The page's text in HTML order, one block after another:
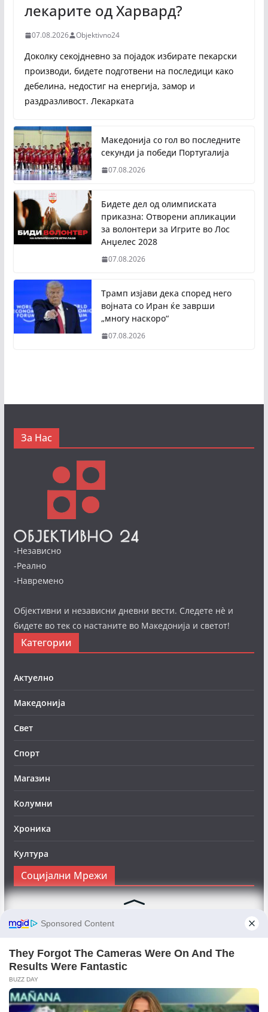
лекарите од Харвард?
07.08.2026 Objektivno24
Доколку секојдневно за појадок избирате пекарски
производи, бидете подготвени на последици како
дебелина, недостиг на енергија, замор и
раздразливост. Лекарката
Македонија со гол во последните
секунди ја победи Португалија
07.08.2026
Бидете дел од олимписката
приказна: Отворени апликации
за волонтери за Игрите во Лос
Анџелес 2028
07.08.2026
Трамп изјави дека според него
војната со Иран ќе заврши
„многу наскоро“
07.08.2026
За Нас
-Независно
-Реално
-Навремено
Објективни и независни дневни вести. Следете нè и
бидете во тек со настаните во Македонија и светот!
Категории
Актуелно
Македонија
Свет
Спорт
Магазин
Колумни
Хроника
Култура
Социјални Мрежи
Следете нè на Фејсбук за да сте во тек со најновите